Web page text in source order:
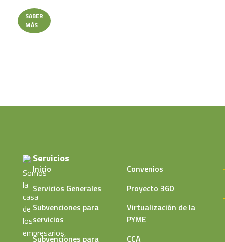
SABER
MÁS
Somos
la
casa
de
los
empresarios,
Servicios
Inicio
Servicios Generales
Subvenciones para
servicios
Subvenciones para
Convenios
Proyecto 360
Virtualización de la
PYME
CCA